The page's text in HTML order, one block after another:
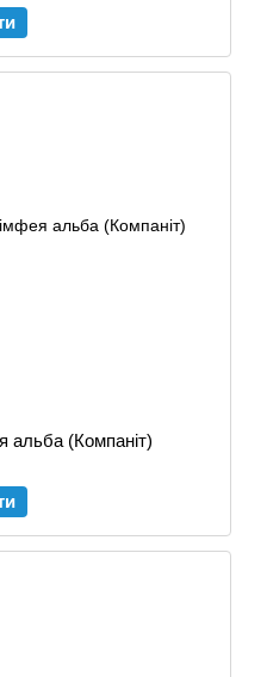
альба (Компаніт)